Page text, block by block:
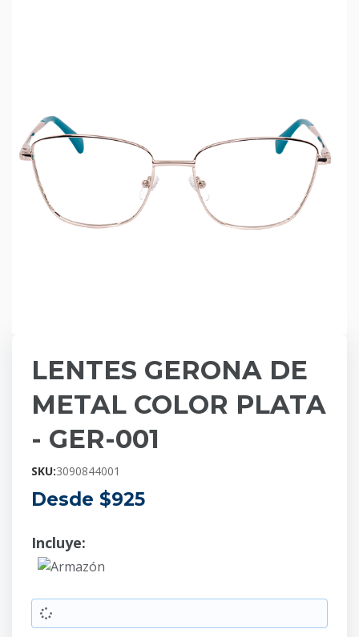
LENTES GERONA DE
METAL COLOR PLATA
- GER-001
SKU:3090844001
Desde $925
Incluye:
Armazón